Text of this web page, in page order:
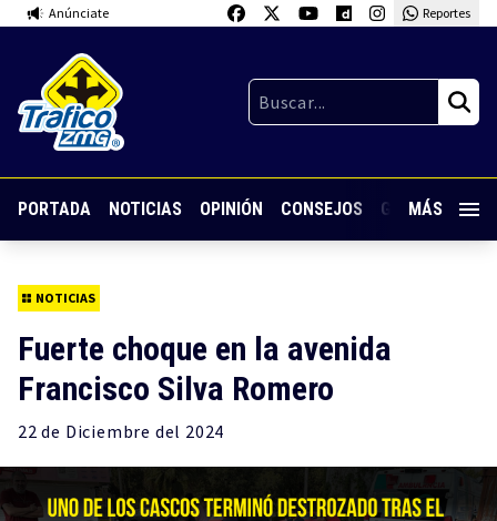
Anúnciate Reportes
PORTADA NOTICIAS OPINIÓN CONSEJOS GUARDIA
MÁS
NOTICIAS
Fuerte choque en la avenida
Francisco Silva Romero
22 de Diciembre del 2024